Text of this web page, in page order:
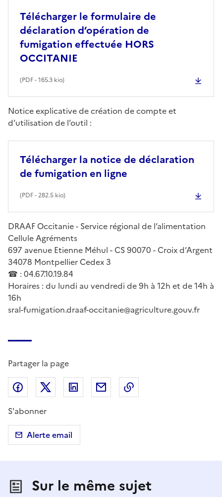
Télécharger le formulaire de
déclaration d’opération de
fumigation effectuée HORS
OCCITANIE
(PDF- 165.3 kio)
Notice explicative de création de compte et
d’utilisation de l’outil :
Télécharger la notice de déclaration
de fumigation en ligne
(PDF- 282.5 kio)
DRAAF Occitanie - Service régional de l’alimentation
Cellule Agréments
697 avenue Etienne Méhul - CS 90070 - Croix d’Argent
34078 Montpellier Cedex 3
☎ : 04.67.10.19.84
Horaires : du lundi au vendredi de 9h à 12h et de 14h à
16h
sral-fumigation.draaf-occitanie@agriculture.gouv.fr
Partager la page
Partager sur Facebook
Partager sur X (anciennement Twitter)
Partager sur LinkedIn
Partager par email
S'abonner
Alerte email
Sur le même sujet